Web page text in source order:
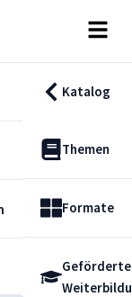
Katalog
Themen
Formate
Geförderte
–